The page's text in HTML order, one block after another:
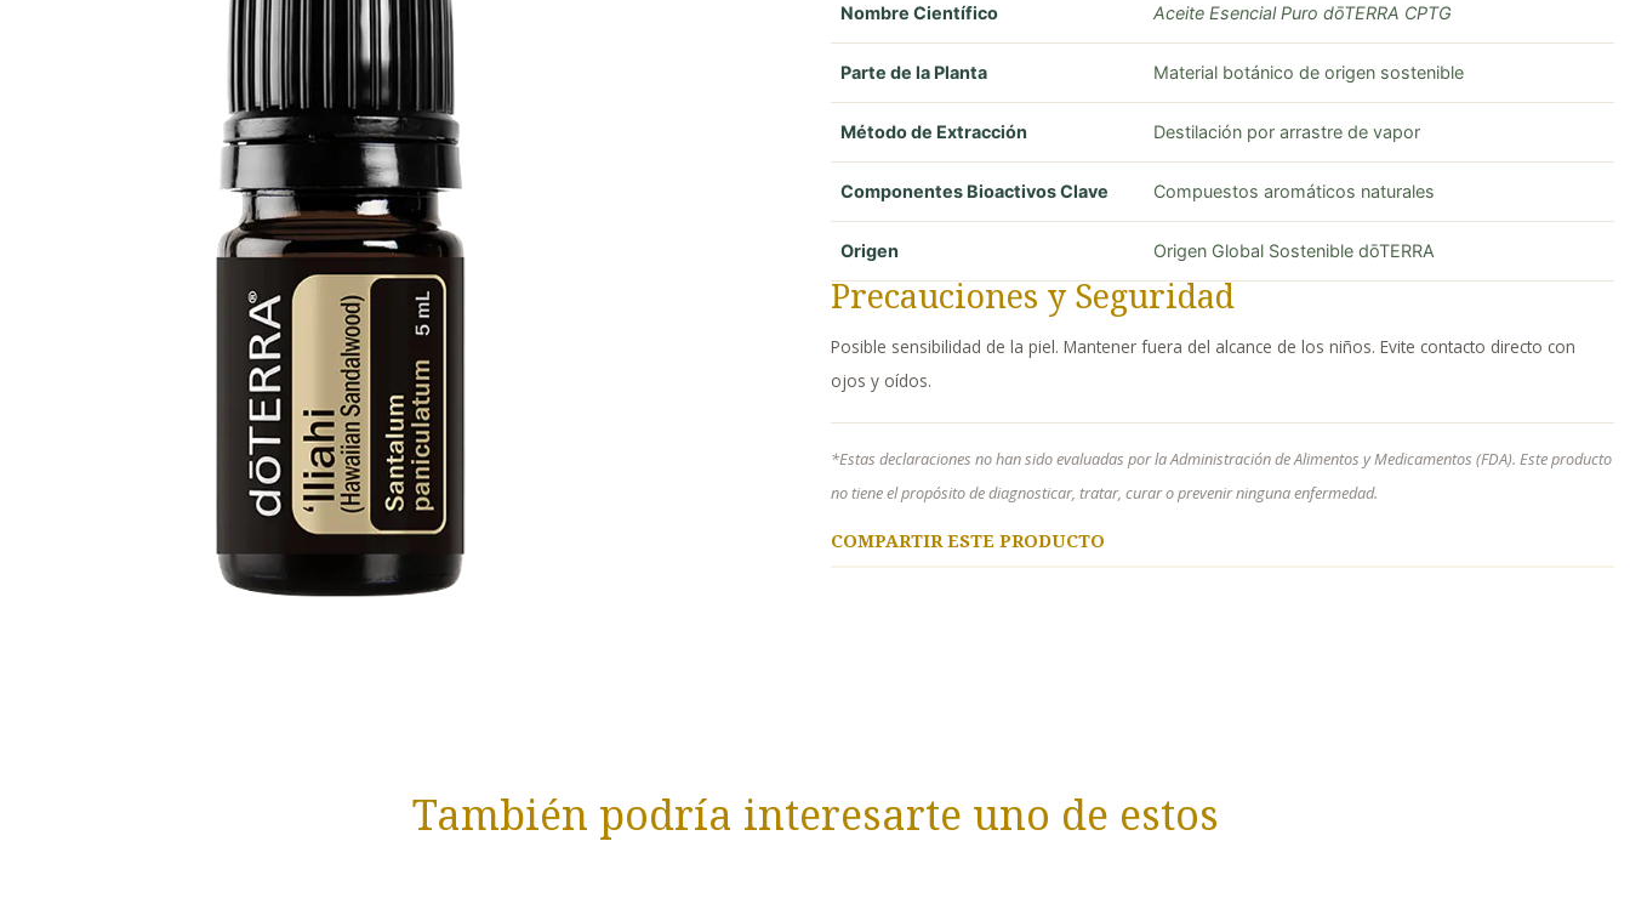
Nombre Científico Aceite Esencial Puro dōTERRA CPTG
Parte de la Planta Material botánico de origen sostenible
Método de Extracción Destilación por arrastre de vapor
Componentes Bioactivos Clave Compuestos aromáticos naturales
Origen Origen Global Sostenible dōTERRA
Precauciones y Seguridad
Posible sensibilidad de la piel. Mantener fuera del alcance de los niños. Evite contacto directo con
ojos y oídos.
*Estas declaraciones no han sido evaluadas por la Administración de Alimentos y Medicamentos (FDA). Este producto
no tiene el propósito de diagnosticar, tratar, curar o prevenir ninguna enfermedad.
COMPARTIR ESTE PRODUCTO
También podría interesarte uno de estos